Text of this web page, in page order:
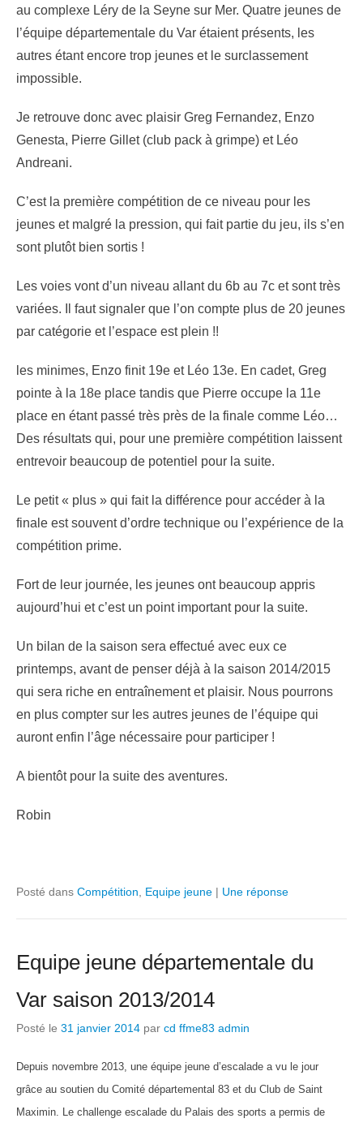
au complexe Léry de la Seyne sur Mer. Quatre jeunes de
l’équipe départementale du Var étaient présents, les
autres étant encore trop jeunes et le surclassement
impossible.
Je retrouve donc avec plaisir Greg Fernandez, Enzo
Genesta, Pierre Gillet (club pack à grimpe) et Léo
Andreani.
C’est la première compétition de ce niveau pour les
jeunes et malgré la pression, qui fait partie du jeu, ils s’en
sont plutôt bien sortis !
Les voies vont d’un niveau allant du 6b au 7c et sont très
variées. Il faut signaler que l’on compte plus de 20 jeunes
par catégorie et l’espace est plein !!
les minimes, Enzo finit 19e et Léo 13e. En cadet, Greg
pointe à la 18e place tandis que Pierre occupe la 11e
place en étant passé très près de la finale comme Léo…
Des résultats qui, pour une première compétition laissent
entrevoir beaucoup de potentiel pour la suite.
Le petit « plus » qui fait la différence pour accéder à la
finale est souvent d’ordre technique ou l’expérience de la
compétition prime.
Fort de leur journée, les jeunes ont beaucoup appris
aujourd’hui et c’est un point important pour la suite.
Un bilan de la saison sera effectué avec eux ce
printemps, avant de penser déjà à la saison 2014/2015
qui sera riche en entraînement et plaisir. Nous pourrons
en plus compter sur les autres jeunes de l’équipe qui
auront enfin l’âge nécessaire pour participer !
A bientôt pour la suite des aventures.
Robin
Posté dans Compétition Equipe jeune | Une réponse
Equipe jeune départementale du
Var saison 2013/2014
Posté le 31 janvier 2014 par cd ffme83 admin
Depuis novembre 2013, une équipe jeune d’escalade a vu le jour
grâce au soutien du Comité départemental 83 et du Club de Saint
Maximin. Le challenge escalade du Palais des sports a permis de